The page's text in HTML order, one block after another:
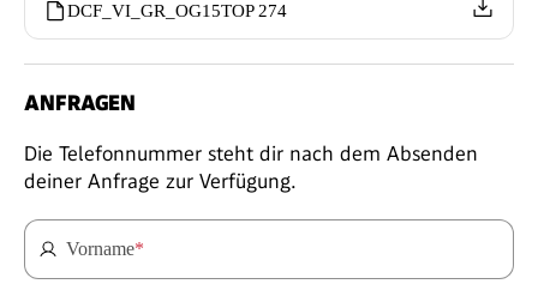
DCF_VI_GR_OG15TOP 274
ANFRAGEN
Die Telefonnummer steht dir nach dem Absenden
deiner Anfrage zur Verfügung.
Vorname*